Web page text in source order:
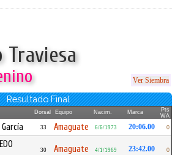
Traviesa
Ver Siembra
Resultado Final
Dorsal Equipo Nacim. Marca
Pts
WA
García 33 Amaguate 6/6/1973 20:06.00 0
30 Amaguate 4/1/1969 23:42.00 0